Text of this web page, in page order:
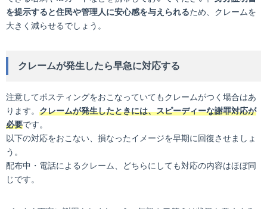
を提示すると住民や管理人に安心感を与えられるため、クレームを
大きく減らせるでしょう。
クレームが発生したら早急に対応する
注意してポスティングをおこなっていてもクレームがつく場合はあ
ります。 クレームが発生したときには、スピーディーな謝罪対応が
必要です。
以下の対応をおこない、損なったイメージを早期に回復させましょ
う。
配布中・電話によるクレーム、どちらにしても対応の内容はほぼ同
じです。